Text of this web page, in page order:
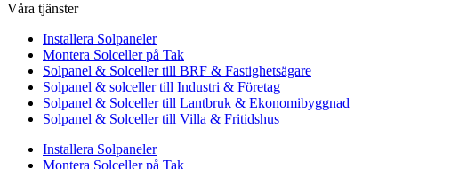
Våra tjänster
Installera Solpaneler
Montera Solceller på Tak
Solpanel & Solceller till BRF & Fastighetsägare
Solpanel & solceller till Industri & Företag
Solpanel & Solceller till Lantbruk & Ekonomibyggnad
Solpanel & Solceller till Villa & Fritidshus
Installera Solpaneler
Montera Solceller på Tak